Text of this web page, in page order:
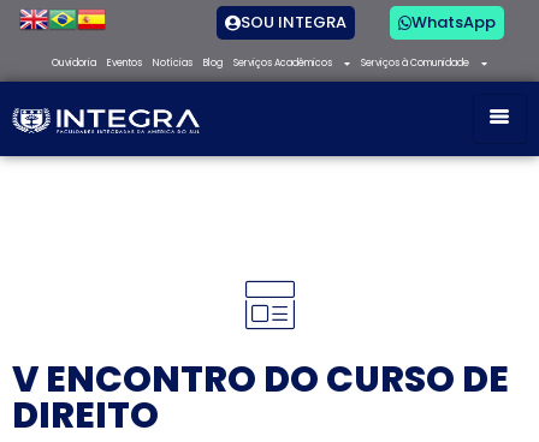
SOU INTEGRA WhatsApp
Ouvidoria Eventos Notícias Blog Serviços Acadêmicos Serviços à Comunidade
V ENCONTRO DO CURSO DE
DIREITO